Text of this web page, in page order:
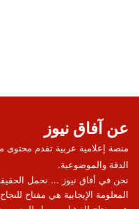
عن آفاق نيوز
منصة إعلامية عربية تقدم محتوى
الدقة والموضوعية.
نحن في أفاق نيوز ... نحمل
المعلومة الإيجابية هي مفتاح